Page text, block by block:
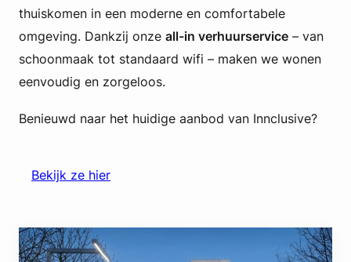
n
L
i
r
thuiskomen in een moderne en comfortabele
omgeving. Dankzij onze all-in verhuurservice – van
schoonmaak tot standaard wifi – maken we wonen
eenvoudig en zorgeloos.
Benieuwd naar het huidige aanbod van Innclusive?
Bekijk ze hier